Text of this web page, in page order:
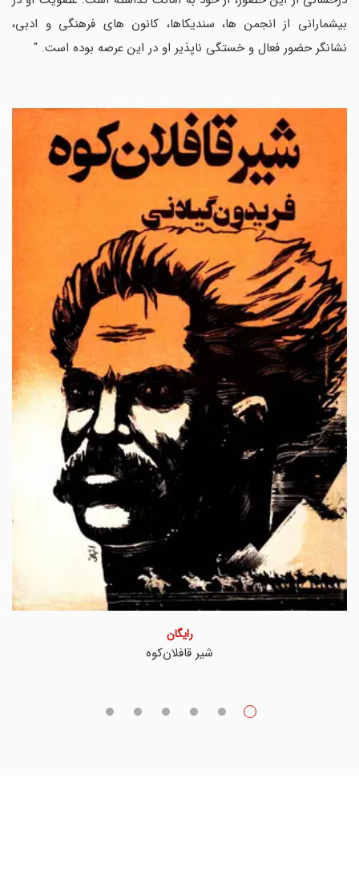
بیشمارانی از انجمن ها، سندیکاها، کانون های فرهنگی و ادبی،
نشانگر حضور فعال و خستگی ناپذیر او در این عرصه بوده است. "
شیر قافلان‌کوه
رایگان